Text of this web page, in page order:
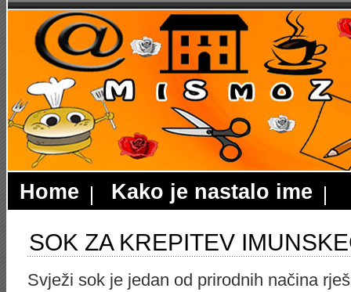
Home Kako je nastalo ime
SOK ZA KREPITEV
Svježi sok je jedan od prirodnih načina